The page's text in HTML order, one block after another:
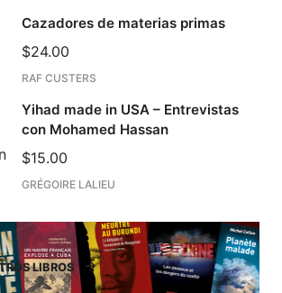
Cazadores de materias primas
$24.00
RAF CUSTERS
Yihad made in USA – Entrevistas
con Mohamed Hassan
$15.00
GRÉGOIRE LALIEU
LIBROS